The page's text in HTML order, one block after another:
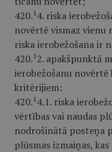
420. 1 4. riska
novērtē vismaz vienu
riska ierobežošana ir
420. 1 2. apakšpunktā
ierobežošanu
kritērijiem:
420. 1 4.1. riska
vērtības vai naudas
nodrošinātā posteņa
plūsmas izmaiņas,